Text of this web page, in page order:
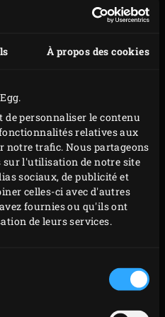
À propos des cookies
de personnaliser le contenu
relatives aux
notre trafic. Nous partageons
l'utilisation de notre site
sociaux, de publicité et
celles-ci avec d'autres
fournies ou qu'ils ont
de leurs services.
(et avec précaution) dans
deux, retirez les noyaux et
la
la gousse de vanille
les graines sur les abricots
Posez la lèchefrite
grille et rabattez le
10 minutes environ
soin d’utiliser le gant
vanille et versez le jus de la
sur votre fourneau le
incorporez la farine et